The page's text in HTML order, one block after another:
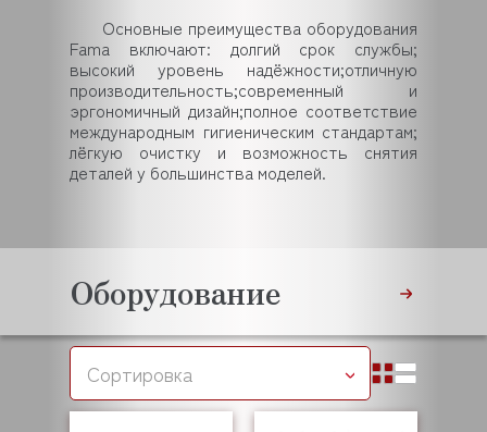
Основные преимущества оборудования
Fama включают: долгий срок службы;
высокий уровень надёжности;отличную
производительность;современный и
эргономичный дизайн;полное соответствие
международным гигиеническим стандартам;
лёгкую очистку и возможность снятия
деталей у большинства моделей.
Оборудование
Сортировка